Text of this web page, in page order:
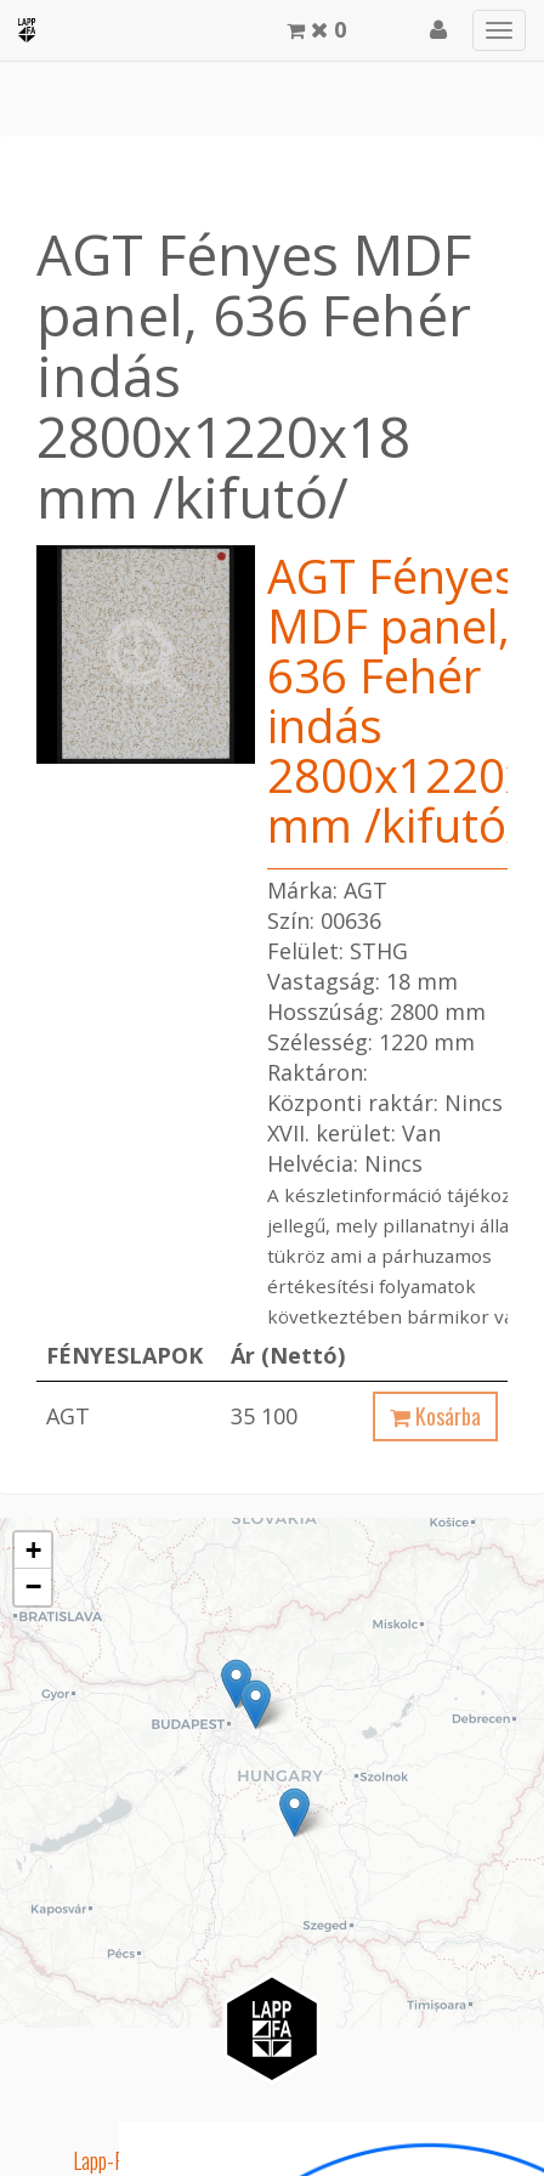
0
AGT Fényes MDF
panel, 636 Fehér
indás
2800x1220x18
mm /kifutó/
AGT Fényes
MDF panel,
636 Fehér
indás
mm /kifutó/
Márka: AGT
Szín: 00636
Felület: STHG
Vastagság: 18 mm
Hosszúság: 2800 mm
Szélesség: 1220 mm
Raktáron:
Központi raktár: Nincs
XVII. kerület: Van
Helvécia: Nincs
A készletinformáció
jellegű, mely pillanatnyi
tükröz ami a párhuzamos
értékesítési folyamatok
következtében bármikor
FÉNYESLAPOK Ár (Nettó)
AGT 35 100 Kosárba
+
−
Lapp-Fa EUTR technikai azonosító száma: AA5849163